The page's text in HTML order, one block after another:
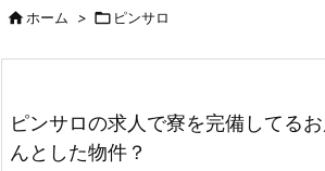
ホーム >  ピンサロ
ピンサロの求人で寮を完備してる
んとした物件？